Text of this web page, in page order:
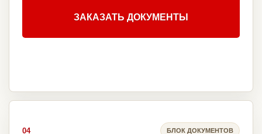
ЗАКАЗАТЬ ДОКУМЕНТЫ
04 БЛОК ДОКУМЕНТОВ